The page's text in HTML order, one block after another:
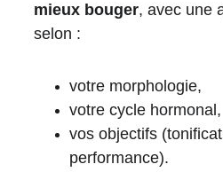
mieux bouger, avec une
selon :
votre morphologie,
votre cycle hormonal,
vos objectifs
performance).